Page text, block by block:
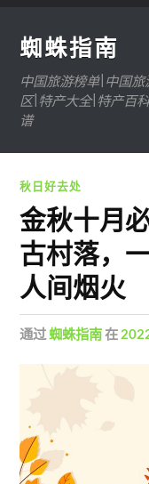
蜘蛛指南
中国旅游榜单|中国
区|特产大全|特产百
谱
秋日好去处
金秋十月
古村落，
人间烟火
通过蜘蛛指南在